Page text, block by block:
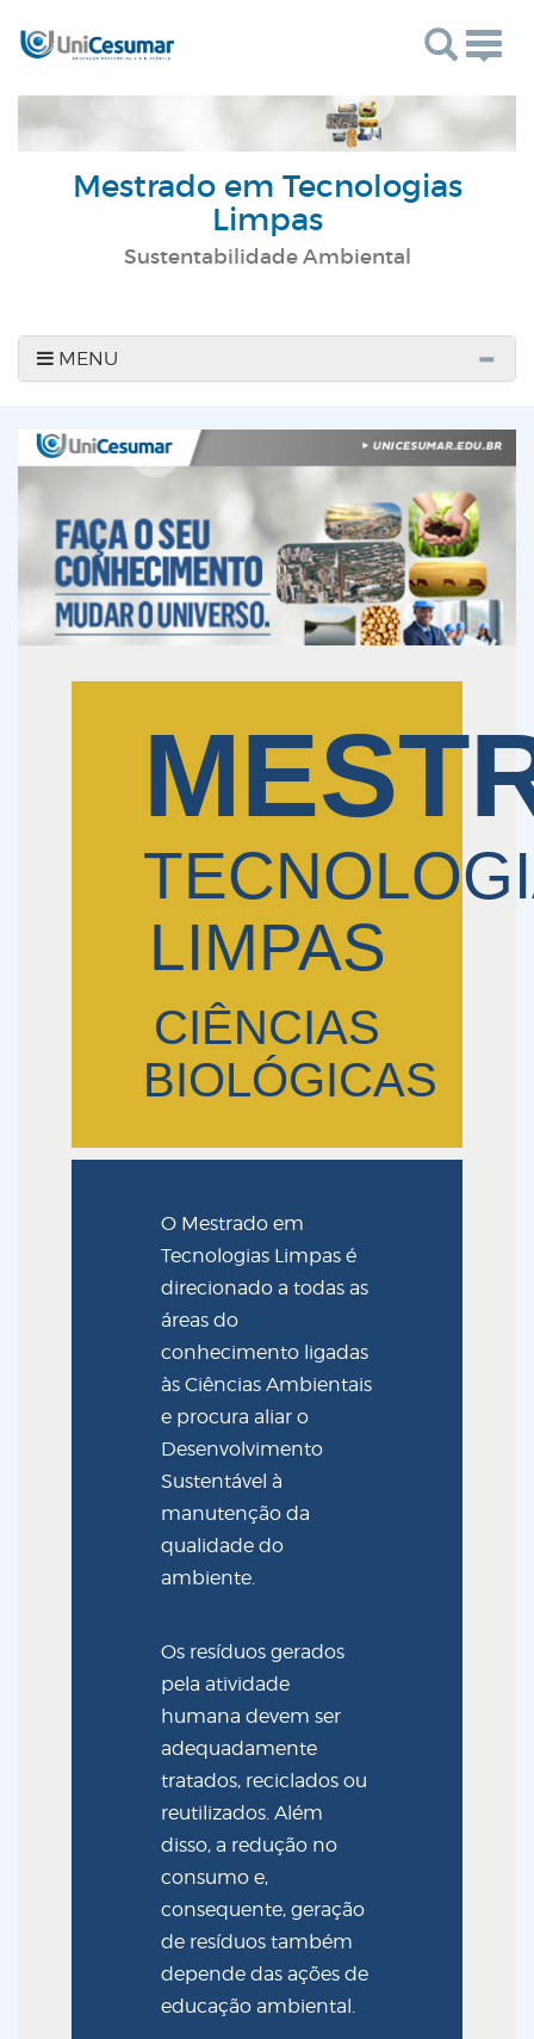
Mestrado em Tecnologias
Limpas
Sustentabilidade Ambiental
MENU
LIMPAS
CIÊNCIAS
BIOLÓGICAS
O Mestrado em
Tecnologias Limpas é
direcionado a todas as
áreas do
conhecimento ligadas
às Ciências Ambientais
e procura aliar o
Desenvolvimento
Sustentável à
manutenção da
qualidade do
ambiente.
Os resíduos gerados
pela atividade
humana devem ser
adequadamente
tratados, reciclados ou
reutilizados. Além
disso, a redução no
consumo e,
consequente, geração
de resíduos também
depende das ações de
educação ambiental.